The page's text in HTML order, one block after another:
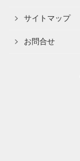
サイトマップ
お問合せ